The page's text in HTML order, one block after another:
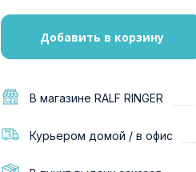
Добавить в корзину
В магазине RALF RINGER
Курьером домой / в офис